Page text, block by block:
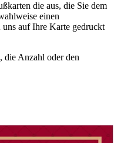
die aus, die Sie dem
einen
uns auf Ihre Karte gedruckt
die Anzahl oder den